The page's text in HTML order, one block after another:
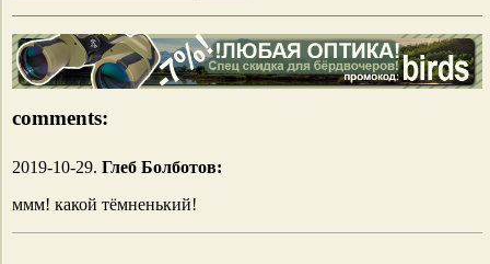
comments:
2019-10-29. Глеб Болботов:
ммм! какой тёмненький!